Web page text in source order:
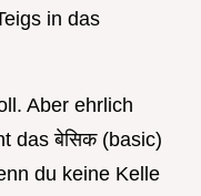
in das
Aber ehrlich
das बेसिक (basic)
du keine Kelle